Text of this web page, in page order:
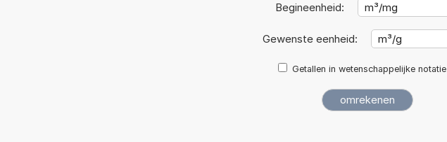
Begineenheid:
Gewenste eenheid:
Getallen in wetenschappelijke notatie